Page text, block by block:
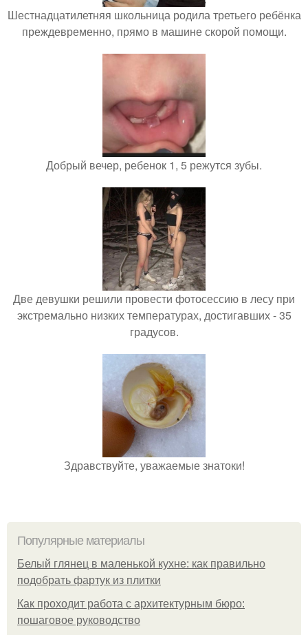
Шестнадцатилетняя школьница родила третьего ребёнка
преждевременно, прямо в машине скорой помощи.
Добрый вечер, ребенок 1, 5 режутся зубы.
Две девушки решили провести фотосессию в лесу при
экстремально низких температурах, достигавших - 35
градусов.
Здравствуйте, уважаемые знатоки!
Популярные материалы
Белый глянец в маленькой кухне: как правильно
подобрать фартук из плитки
Как проходит работа с архитектурным бюро:
пошаговое руководство